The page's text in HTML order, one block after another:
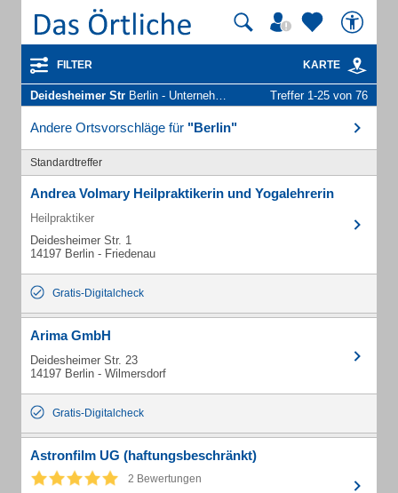
FILTER KARTE
Deidesheimer Str Berlin - Unternehmen und Personen Treffer 1-25 von 76
Andere Ortsvorschläge für "Berlin"
Standardtreffer
Andrea Volmary Heilpraktikerin und Yogalehrerin
Heilpraktiker
Deidesheimer Str. 1
14197 Berlin - Friedenau
Gratis-Digitalcheck
Arima GmbH
Deidesheimer Str. 23
14197 Berlin - Wilmersdorf
Gratis-Digitalcheck
Astronfilm UG (haftungsbeschränkt)
2 Bewertungen